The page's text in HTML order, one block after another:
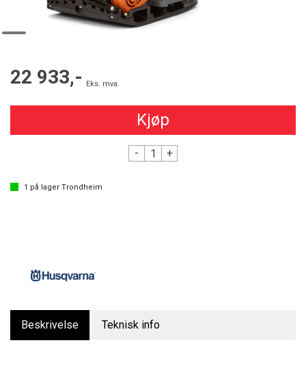
22 933,- Eks. mva.
Kjøp
- +
1 på lager Trondheim
Beskrivelse Teknisk info